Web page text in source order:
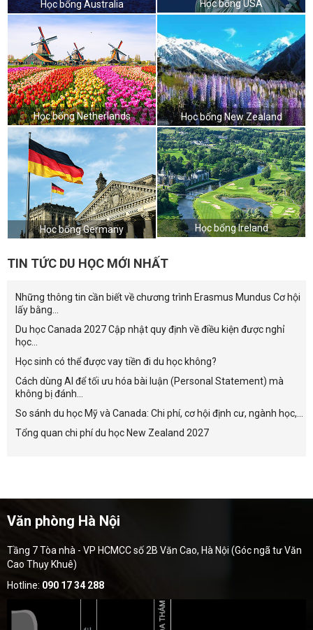
Học bổng Australia Học bổng USA
Học bổng Netherlands Học bổng New Zealand
Học bổng Germany Học bổng Ireland
TIN TỨC DU HỌC MỚI NHẤT
Những thông tin cần biết về chương trình Erasmus Mundus Cơ hội
lấy bằng...
Du học Canada 2027 Cập nhật quy định về điều kiện được nghỉ
học...
Học sinh có thể được vay tiền đi du học không?
Cách dùng AI để tối ưu hóa bài luận (Personal Statement) mà
không bị đánh...
So sánh du học Mỹ và Canada: Chi phí, cơ hội định cư, ngành học,...
Tổng quan chi phí du học New Zealand 2027
Văn phòng Hà Nội
Tầng 7 Tòa nhà - VP HCMCC số 2B Văn Cao, Hà Nội (Góc ngã tư Văn
Cao Thụy Khuê)
Hotline: 090 17 34 288